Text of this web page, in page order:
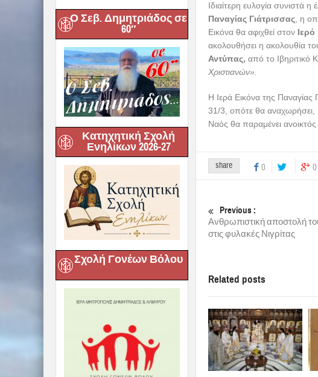
Ο Σεβ. Δημητριάδος σε
60″
Κατηχητική Σχολή
Ενηλίκων 2026-27
Σχολή Γονέων Βόλου
Ιδιαίτερη ευλογία συνιστά
Παναγίας Γιάτρισσας, η
Εικόνα θα αφιχθεί στον
ακολουθήσει η ακολουθία
Αντύπας, από το Ιβηριτικό
Χριστιανών».
Η Ιερά Εικόνα της
31/3, οπότε θα αναχωρήσει,
Ναός θα παραμένει
share 0 0
Previous :
Ανθρωπιστική αποστολή
στις φυλακές Νιγρίτας
Related posts